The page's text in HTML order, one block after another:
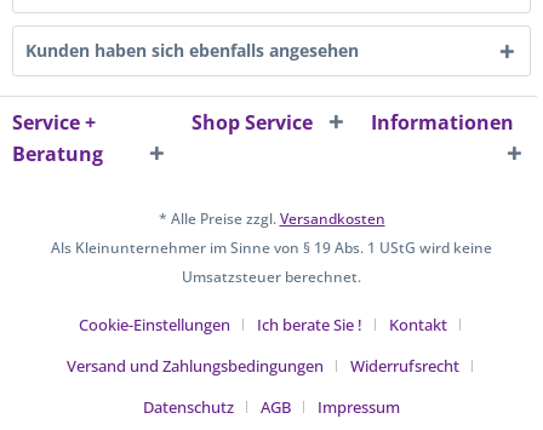
Kunden haben sich ebenfalls angesehen
Service +
Beratung
Shop Service Informationen
* Alle Preise zzgl.Versandkosten
Als Kleinunternehmer im Sinne von § 19 Abs. 1 UStG wird keine
Umsatzsteuer berechnet.
Cookie-Einstellungen Ich berate Sie !
Kontakt
Versand und Zahlungsbedingungen
Widerrufsrecht
Datenschutz
AGB
Impressum